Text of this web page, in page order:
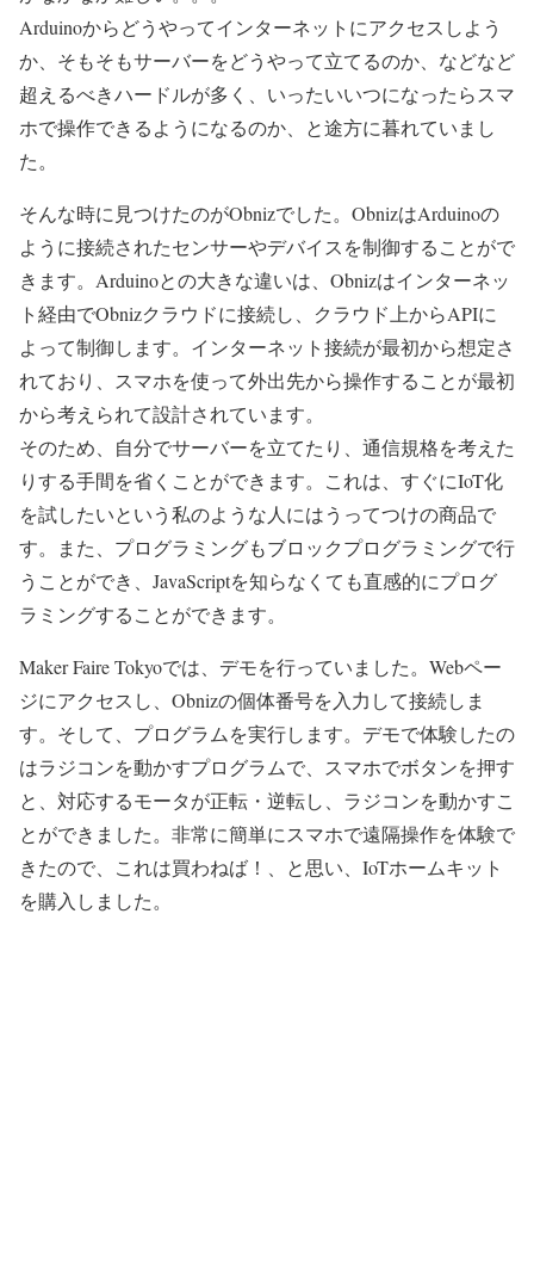
Arduinoからどうやってインターネットにアクセスしよう
か、そもそもサーバーをどうやって立てるのか、などなど
超えるべきハードルが多く、いったいいつになったらスマ
ホで操作できるようになるのか、と途方に暮れていまし
た。
そんな時に見つけたのがObnizでした。ObnizはArduinoの
ように接続されたセンサーやデバイスを制御することがで
きます。Arduinoとの大きな違いは、Obnizはインターネッ
ト経由でObnizクラウドに接続し、クラウド上からAPIに
よって制御します。インターネット接続が最初から想定さ
れており、スマホを使って外出先から操作することが最初
から考えられて設計されています。
そのため、自分でサーバーを立てたり、通信規格を考えた
りする手間を省くことができます。これは、すぐにIoT化
を試したいという私のような人にはうってつけの商品で
す。また、プログラミングもブロックプログラミングで行
うことができ、JavaScriptを知らなくても直感的にプログ
ラミングすることができます。
Maker Faire Tokyoでは、デモを行っていました。Webペー
ジにアクセスし、Obnizの個体番号を入力して接続しま
す。そして、プログラムを実行します。デモで体験したの
はラジコンを動かすプログラムで、スマホでボタンを押す
と、対応するモータが正転・逆転し、ラジコンを動かすこ
とができました。非常に簡単にスマホで遠隔操作を体験で
きたので、これは買わねば！、と思い、IoTホームキット
を購入しました。